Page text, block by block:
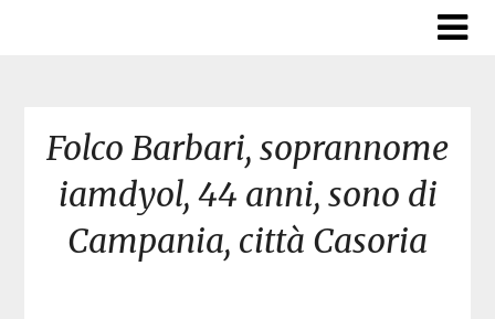
Folco Barbari, soprannome
iamdyol, 44 anni, sono di
Campania, città Casoria